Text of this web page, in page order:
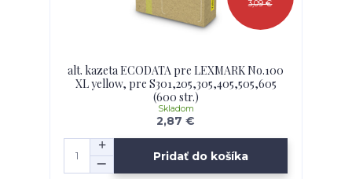
3,09 €
alt. kazeta ECODATA pre LEXMARK No.100
XL yellow, pre S301,205,305,405,505,605
(600 str.)
2,87 €
Skladom
Pridať do košíka